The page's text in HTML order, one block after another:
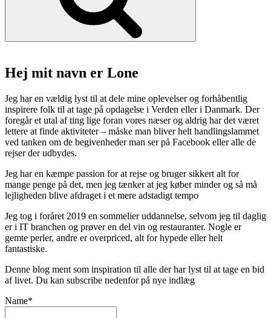
Hej mit navn er Lone
Jeg har en vældig lyst til at dele mine oplevelser og forhåbentlig
inspirere folk til at tage på opdagelse i Verden eller i Danmark. Der
foregår et utal af ting lige foran vores næser og aldrig har det været
lettere at finde aktiviteter – måske man bliver helt handlingslammet
ved tanken om de begivenheder man ser på Facebook eller alle de
rejser der udbydes.
Jeg har en kæmpe passion for at rejse og bruger sikkert alt for
mange penge på det, men jeg tænker at jeg køber minder og så må
lejligheden blive afdraget i et mere adstadigt tempo
Jeg tog i foråret 2019 en sommelier uddannelse, selvom jeg til daglig
er i IT branchen og prøver en del vin og restauranter. Nogle er
gemte perler, andre er overpriced, alt for hypede eller helt
fantastiske.
Denne blog ment som inspiration til alle der har lyst til at tage en bid
af livet. Du kan subscribe nedenfor på nye indlæg
Name*